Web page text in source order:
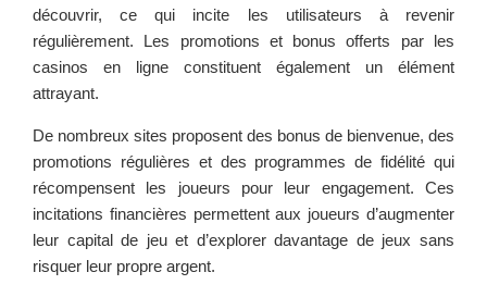
découvrir, ce qui incite les utilisateurs à revenir
régulièrement. Les promotions et bonus offerts par les
casinos en ligne constituent également un élément
attrayant.
De nombreux sites proposent des bonus de bienvenue, des
promotions régulières et des programmes de fidélité qui
récompensent les joueurs pour leur engagement. Ces
incitations financières permettent aux joueurs d’augmenter
leur capital de jeu et d’explorer davantage de jeux sans
risquer leur propre argent.